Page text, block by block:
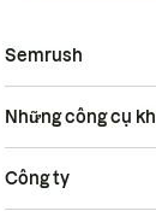
Semrush
Những công cụ
Công ty